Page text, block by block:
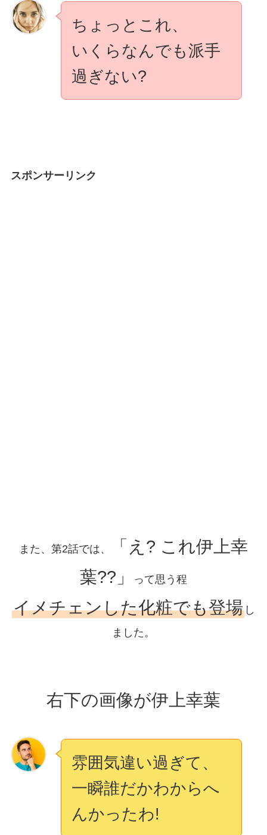
ちょっとこれ、
いくらなんでも派手
過ぎない?
スポンサーリンク
また、第2話では、
「え? これ伊上幸
葉??」
って思う程
イメチェンした化粧でも登場 し
ました。
右下の画像が伊上幸葉
雰囲気違い過ぎて、
一瞬誰だかわからへ
んかったわ!